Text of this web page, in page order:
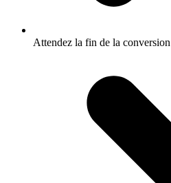
Attendez la fin de la conversion